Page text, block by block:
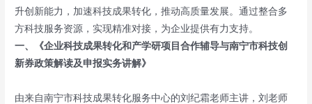
升创新能力，加速科技成果转化，推动高质量发展。通过整合多
方科技服务资源，实现精准对接，为企业提供有力支持。
一、《企业科技成果转化和产学研项目合作辅导与南宁市科技创
新券政策解读及申报实务讲解》
由来自南宁市科技成果转化服务中心的刘纪霜老师主讲，刘老师